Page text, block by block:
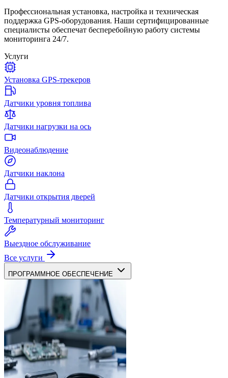
Профессиональная установка, настройка и техническая
поддержка GPS-оборудования. Наши сертифицированные
специалисты обеспечат бесперебойную работу системы
мониторинга 24/7.
Услуги
Установка GPS-трекеров
Датчики уровня топлива
Датчики нагрузки на ось
Видеонаблюдение
Датчики наклона
Датчики открытия дверей
Температурный мониторинг
Выездное обслуживание
Все услуги
ПРОГРАММНОЕ ОБЕСПЕЧЕНИЕ